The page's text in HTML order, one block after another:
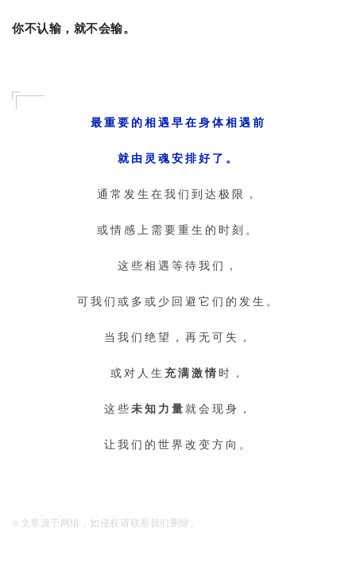
你不认输，就不会输。
最重要的相遇早在身体相遇前
就由灵魂安排好了。
通常发生在我们到达极限，
或情感上需要重生的时刻。
这些相遇等待我们，
可我们或多或少回避它们的发生。
当我们绝望，再无可失，
或对人生 充满激情 时，
这些 未知力量 就会现身，
让我们的世界改变方向。
⊙文章源于网络，如侵权请联系我们删除。